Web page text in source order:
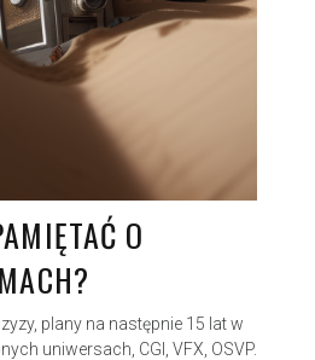
O
plany na następnie 15 lat w
uniwersach, CGI, VFX, OSVP.